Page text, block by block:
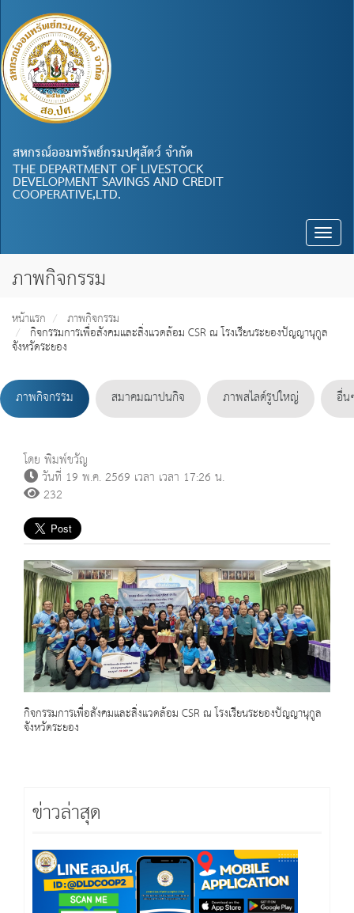
สหกรณ์ออมทรัพย์กรมปศุสัตว์ จำกัด
THE DEPARTMENT OF LIVESTOCK
DEVELOPMENT SAVINGS AND CREDIT
COOPERATIVE,LTD.
Toggle
ภาพกิจกรรม
หน้าแรก ภาพกิจกรรม
กิจกรรมการเพื่อสังคมและสิ่งแวดล้อม CSR ณ โรงเรียนระยองปัญญานุกูล
จังหวัดระยอง
ภาพกิจกรรม สมาคมฌาปนกิจ ภาพสไลด์รูปใหญ่ อื่น
โดย พิมพ์ขวัญ
วันที่ 19 พ.ค. 2569 เวลา เวลา 17:26 น.
232
กิจกรรมการเพื่อสังคมและสิ่งแวดล้อม CSR ณ โรงเรียนระยองปัญญานุกูล
จังหวัดระยอง
ข่าวล่าสุด